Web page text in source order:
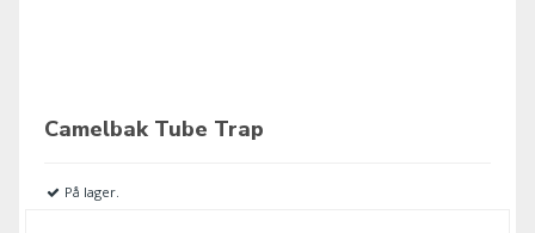
Camelbak Tube Trap
På lager.